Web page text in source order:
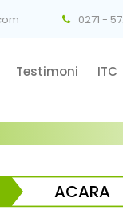
0271 -
Testimoni ITC
ACARA